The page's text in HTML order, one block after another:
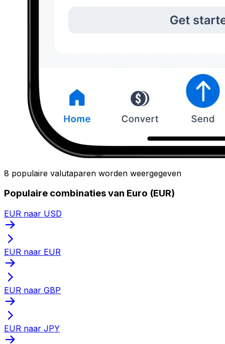
8 populaire valutaparen worden weergegeven
Populaire combinaties van Euro (EUR)
EUR naar USD
EUR naar EUR
EUR naar GBP
EUR naar JPY